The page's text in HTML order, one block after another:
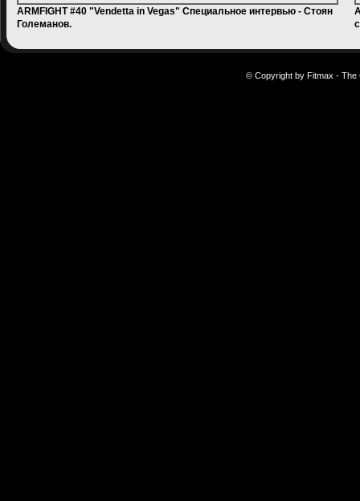
ARMFIGHT #40 "Vendetta in Vegas" Специальное интервью - Стоян
Големанов.
© Copyright by Fitmax - The